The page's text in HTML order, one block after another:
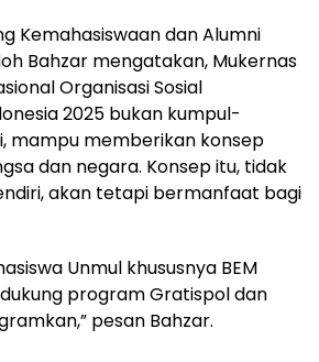
Kemahasiswaan dan Alumni
Bahzar mengatakan, Mukernas
Organisasi Sosial
2025 bukan kumpul-
mampu memberikan konsep
dan negara. Konsep itu, tidak
akan tetapi bermanfaat bagi
Unmul khususnya BEM
program Gratispol dan
pesan Bahzar.